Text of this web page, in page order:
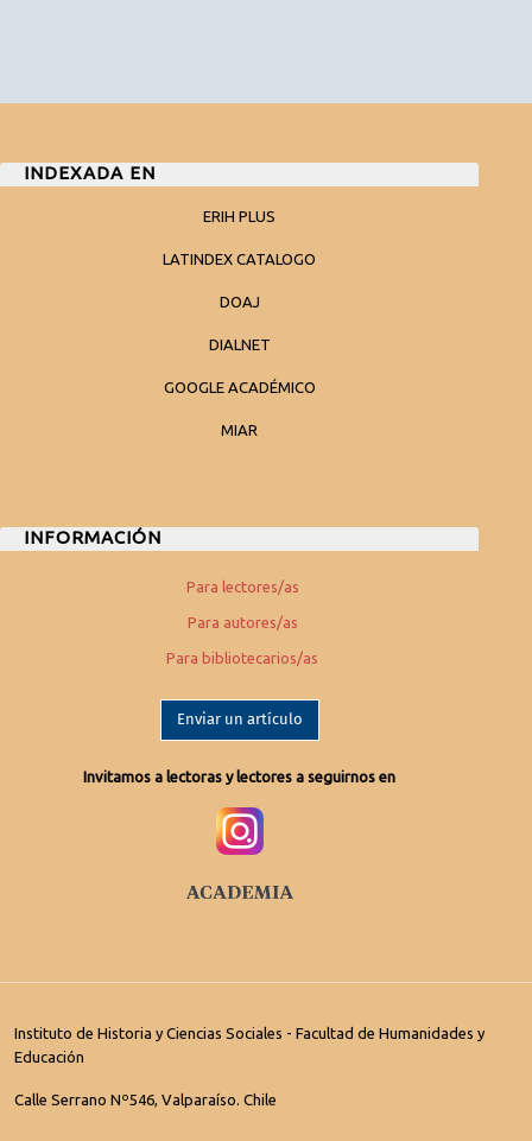
INDEXADA EN
ERIH PLUS
LATINDEX CATALOGO
DOAJ
DIALNET
GOOGLE ACADÉMICO
MIAR
INFORMACIÓN
Para lectores/as
Para autores/as
Para bibliotecarios/as
Enviar un artículo
Invitamos a lectoras y lectores a seguirnos en
Instituto de Historia y Ciencias Sociales - Facultad de Humanidades y
Educación
Calle Serrano Nº546, Valparaíso. Chile